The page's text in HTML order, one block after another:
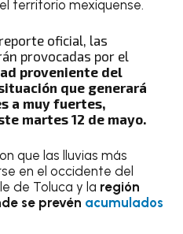
territorio mexiquense.
oficial, las
provocadas por el
proveniente del
que generará
a muy fuertes,
martes 12 de mayo.
que las lluvias más
en el occidente del
de Toluca y la región
se prevén acumulados